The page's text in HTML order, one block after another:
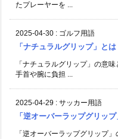
たプレーヤーを ...
2025-04-30 : ゴルフ用語
「ナチュラルグリップ」と
「ナチュラルグリップ」の意
手首や腕に負担 ...
2025-04-29 : サッカー用語
「逆オーバーラップグリッ
「逆オーバーラップグリップ